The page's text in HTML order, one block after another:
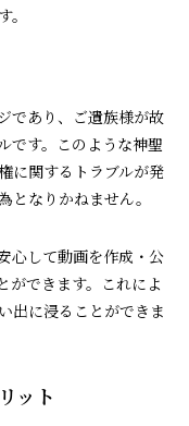
であり、ご遺族様が故
です。このような神聖
に関するトラブルが発
となりかねません。
心して動画を作成・公
ができます。これによ
出に浸ることができま
ット